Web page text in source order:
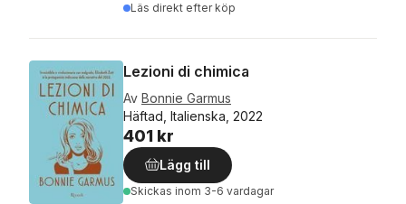
Läs direkt efter köp
Lezioni di chimica
Av Bonnie Garmus
Häftad, Italienska, 2022
401 kr
Lägg till
Skickas inom 3-6 vardagar